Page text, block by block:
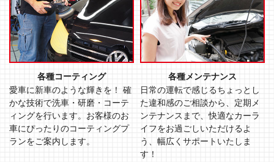
各種コーティング
愛車に新車のような輝きを！ 確
かな技術で洗車・研磨・コーテ
ィングを行います。お客様のお
⾞にぴったりのコーティングプ
ランをご案内します。
各種メンテナンス
日常の運転で感じるちょっとし
た違和感のご相談から、定期メ
ンテナンスまで、快適なカーラ
イフをお過ごしいただけるよ
う、幅広くサポートいたしま
す！